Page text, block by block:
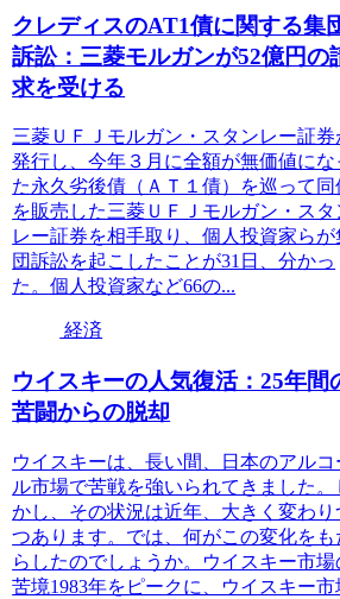
クレディスのAT1債に関する集
訴訟：三菱モルガンが52億円の
求を受ける
三菱ＵＦＪモルガン・スタンレー証券
発行し、今年３月に全額が無価値にな
た永久劣後債（ＡＴ１債）を巡って同
を販売した三菱ＵＦＪモルガン・スタ
レー証券を相手取り、個人投資家らが
団訴訟を起こしたことが31日、分かっ
た。個人投資家など66の...
経済
ウイスキーの人気復活：25年間
苦闘からの脱却
ウイスキーは、長い間、日本のアルコ
ル市場で苦戦を強いられてきました。
かし、その状況は近年、大きく変わり
つあります。では、何がこの変化をも
らしたのでしょうか。ウイスキー市場
苦境1983年をピークに、ウイスキー市